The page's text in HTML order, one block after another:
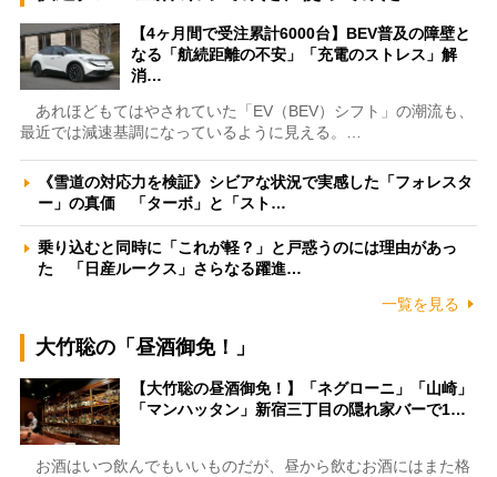
【4ヶ月間で受注累計6000台】BEV普及の障壁と
なる「航続距離の不安」「充電のストレス」解
消…
あれほどもてはやされていた「EV（BEV）シフト」の潮流も、
最近では減速基調になっているように見える。…
《雪道の対応力を検証》シビアな状況で実感した「フォレスタ
ー」の真価 「ターボ」と「スト…
乗り込むと同時に「これが軽？」と戸惑うのには理由があっ
た 「日産ルークス」さらなる躍進…
一覧を見る
大竹聡の「昼酒御免！」
【大竹聡の昼酒御免！】「ネグローニ」「山崎」
「マンハッタン」新宿三丁目の隠れ家バーで1…
お酒はいつ飲んでもいいものだが、昼から飲むお酒にはまた格